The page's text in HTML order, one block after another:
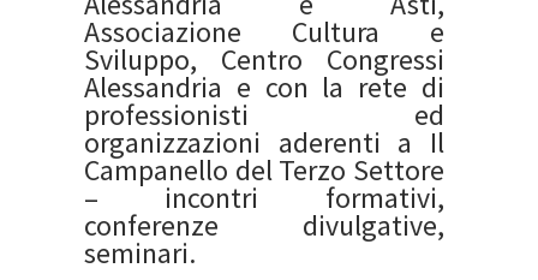
Associazione Cultura e
Sviluppo, Centro Congressi
Alessandria e con la rete di
professionisti ed
organizzazioni aderenti a Il
Campanello del Terzo Settore
– incontri formativi,
conferenze divulgative,
seminari.